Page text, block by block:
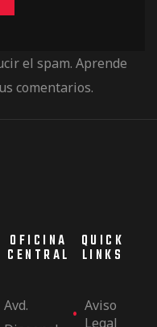
el spam. Aprende
comentarios.
OFICINA
CENTRAL
Avd.
QUICK
LINKS
Aviso
Legal